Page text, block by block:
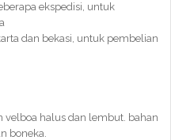
ekspedisi, untuk
dan bekasi, untuk pembelian
velboa halus dan lembut. bahan
boneka.